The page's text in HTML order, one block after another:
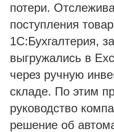
потери.
поступления
1С:Бухгалтерия,
выгружались в
через ручную
складе. По этим
руководство
решение об